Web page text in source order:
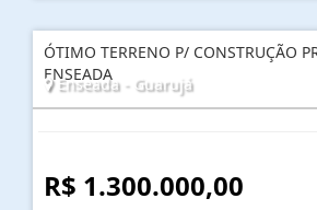
ÓTIMO TERRENO P/ CONSTRUÇÃO
ENSEADA
Enseada - Guarujá
R$ 1.300.000,00